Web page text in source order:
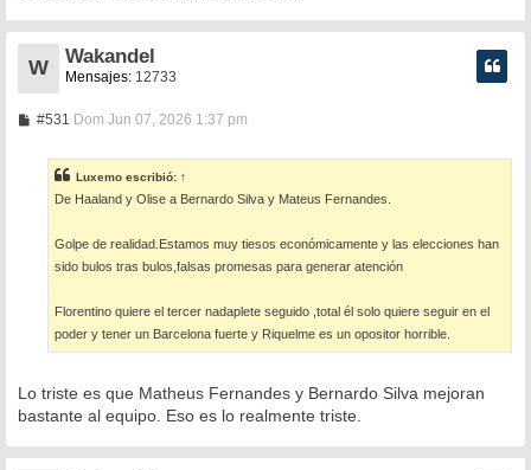
W
Wakandel
Mensajes: 12733
#531 M
s
a
j
Dom Jun 07, 2026 1:37 pm
Luxemo escribió: ↑
De Haaland y Olise a Bernardo Silva y Mateus Fernandes.
Golpe de realidad.Estamos muy tiesos económicamente y las elecciones han
sido bulos tras bulos,falsas promesas para generar atención
Florentino quiere el tercer nadaplete seguido ,total él solo quiere seguir en el
poder y tener un Barcelona fuerte y Riquelme es un opositor horrible.
Lo triste es que Matheus Fernandes y Bernardo Silva mejoran
bastante al equipo. Eso es lo realmente triste.